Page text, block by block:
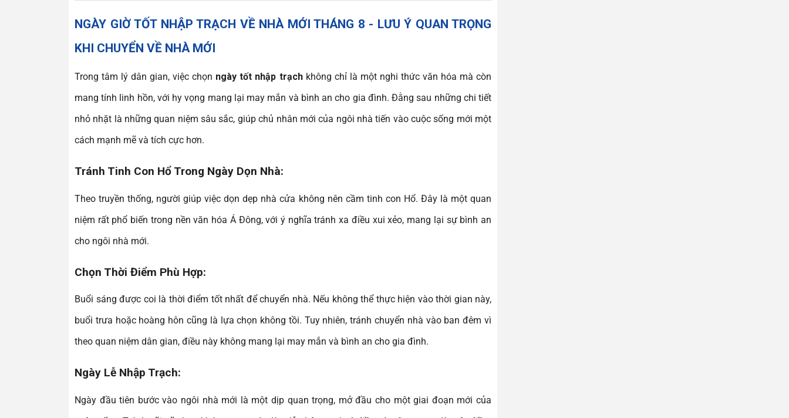
NGÀY GIỜ TỐT NHẬP TRẠCH VỀ NHÀ MỚI THÁNG 8 - LƯU Ý QUAN TRỌNG
KHI CHUYỂN VỀ NHÀ MỚI
Trong tâm lý dân gian, việc chọn ngày tốt nhập trạchkhông chỉ là một nghi thức văn hóa mà còn
mang tính linh hồn, với hy vọng mang lại may mắn và bình an cho gia đình. Đằng sau những chi tiết
nhỏ nhặt là những quan niệm sâu sắc, giúp chủ nhân mới của ngôi nhà tiến vào cuộc sống mới một
cách mạnh mẽ và tích cực hơn.
Tránh Tinh Con Hổ Trong Ngày Dọn Nhà:
Theo truyền thống, người giúp việc dọn dẹp nhà cửa không nên cầm tinh con Hổ. Đây là một quan
niệm rất phổ biến trong nền văn hóa Á Đông, với ý nghĩa tránh xa điều xui xẻo, mang lại sự bình an
cho ngôi nhà mới.
Chọn Thời Điểm Phù Hợp:
Buổi sáng được coi là thời điểm tốt nhất để chuyển nhà. Nếu không thể thực hiện vào thời gian này,
buổi trưa hoặc hoàng hôn cũng là lựa chọn không tồi. Tuy nhiên, tránh chuyển nhà vào ban đêm vì
theo quan niệm dân gian, điều này không mang lại may mắn và bình an cho gia đình.
Ngày Lễ Nhập Trạch:
Ngày đầu tiên bước vào ngôi nhà mới là một dịp quan trọng, mở đầu cho một giai đoạn mới của